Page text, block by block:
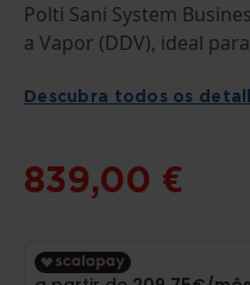
PARA
O
INÍCIO
GALERIA
DE
Polti Sani System
a Vapor (DDV), ideal
Descubra todos os
839,00 €